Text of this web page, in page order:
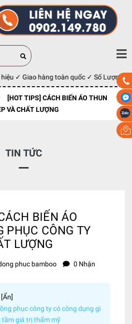
✓ Giao hàng toàn quốc ✓ Số Lượng 100
[HOT TIPS] CÁCH BIẾN ÁO THUN
VÀ CHẤT LƯỢNG
TIN TỨC
BIẾN ÁO
PHỤC CÔNG TY
LƯỢNG
phuc bamboo
0 Nhận
[Ẩn]
phục công ty có công dụng gì
tầm giá trị thẩm mỹ